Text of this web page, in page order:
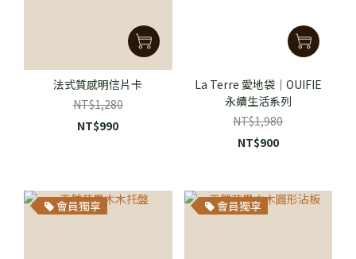
法式質感明信片卡
NT$1,280
NT$990
La Terre 愛地袋｜OUIFIE
永續生活系列
NT$1,980
NT$900
會員獨享 會員獨享